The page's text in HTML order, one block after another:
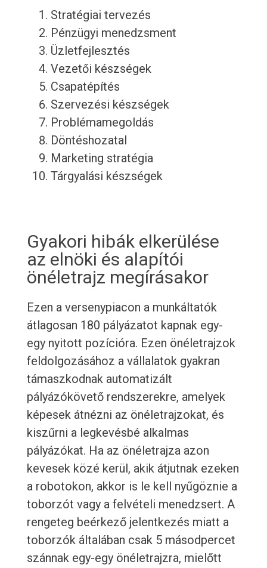
Stratégiai tervezés
Pénzügyi menedzsment
Üzletfejlesztés
Vezetői készségek
Csapatépítés
Szervezési készségek
Problémamegoldás
Döntéshozatal
Marketing stratégia
Tárgyalási készségek
Gyakori hibák elkerülése
az elnöki és alapítói
önéletrajz megírásakor
Ezen a versenypiacon a munkáltatók
átlagosan 180 pályázatot kapnak egy-
egy nyitott pozícióra. Ezen önéletrajzok
feldolgozásához a vállalatok gyakran
támaszkodnak automatizált
pályázókövető rendszerekre, amelyek
képesek átnézni az önéletrajzokat, és
kiszűrni a legkevésbé alkalmas
pályázókat. Ha az önéletrajza azon
kevesek közé kerül, akik átjutnak ezeken
a robotokon, akkor is le kell nyűgöznie a
toborzót vagy a felvételi menedzsert. A
rengeteg beérkező jelentkezés miatt a
toborzók általában csak 5 másodpercet
szánnak egy-egy önéletrajzra, mielőtt